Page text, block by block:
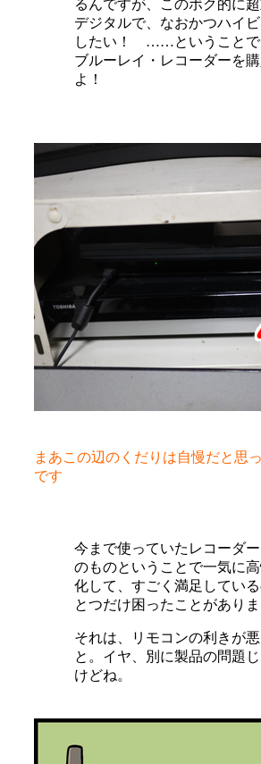
るんですが、このボク的に
デジタルで、なおかつハイ
したい！ ……ということで
ブルーレイ・レコーダーを
よ！
まあこの辺のくだりは自慢だと思
です
今まで使っていたレコーダ
のものということで一気に
化して、すごく満足してい
とつだけ困ったことがあり
それは、リモコンの利きが
と。イヤ、別に製品の問題
けどね。